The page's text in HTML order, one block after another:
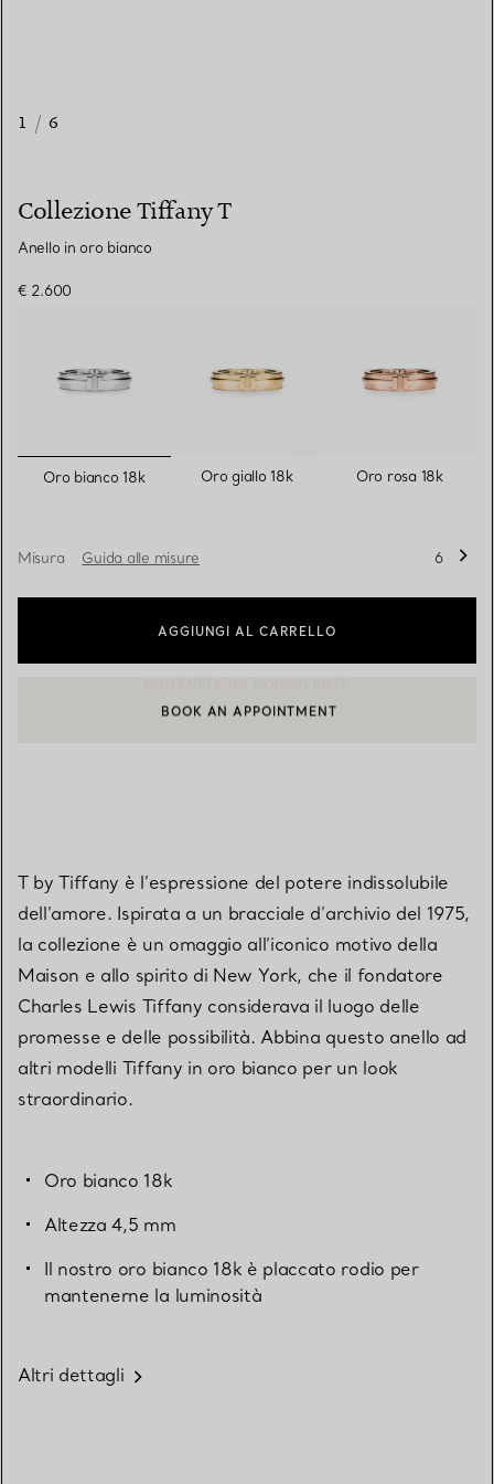
1 / 6
Collezione Tiffany T
Anello in oro bianco
€ 2.600
selezionato/i
Oro bianco 18k Oro giallo 18k Oro rosa 18k
Misura Guida alle misure 6
AGGIUNGI AL CARRELLO
CONTATTA UN CONSULENTE CLIENTI O PRENOTA UN
BOOK AN APPOINTMENT
T by Tiffany è l’espressione del potere indissolubile
dell’amore. Ispirata a un bracciale d’archivio del 1975,
la collezione è un omaggio all’iconico motivo della
Maison e allo spirito di New York, che il fondatore
Charles Lewis Tiffany considerava il luogo delle
promesse e delle possibilità. Abbina questo anello ad
altri modelli Tiffany in oro bianco per un look
straordinario.
Oro bianco 18k
Altezza 4,5 mm
Il nostro oro bianco 18k è placcato rodio per
mantenerne la luminosità
Altri dettagli